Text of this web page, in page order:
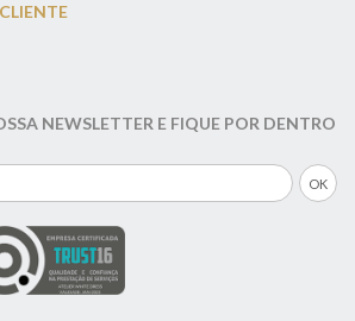
NEWSLETTER E FIQUE POR DENTRO